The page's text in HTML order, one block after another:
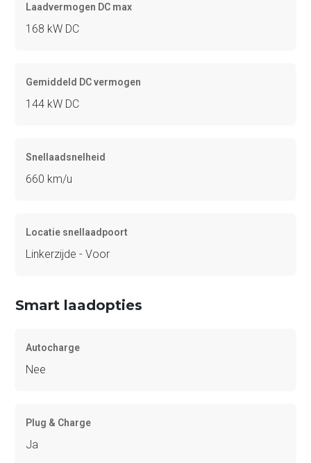
Laadvermogen DC max
168 kW DC
Gemiddeld DC vermogen
144 kW DC
Snellaadsnelheid
660 km/u
Locatie snellaadpoort
Linkerzijde - Voor
Smart laadopties
Autocharge
Nee
Plug & Charge
Ja